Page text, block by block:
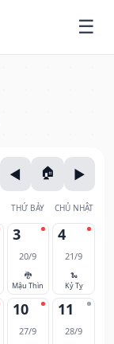
THỨ BẢY CHỦ NHẬT
3
20/9
🐉
Mậu Thìn
4
21/9
🐍
Kỷ Tỵ
10
27/9
11
28/9